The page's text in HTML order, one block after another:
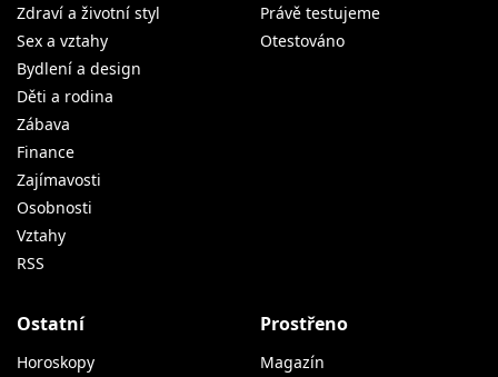
Zdraví a životní styl
Sex a vztahy
Bydlení a design
Děti a rodina
Zábava
Finance
Zajímavosti
Osobnosti
Vztahy
RSS
Právě testujeme
Otestováno
Ostatní
Horoskopy
Prostřeno
Magazín